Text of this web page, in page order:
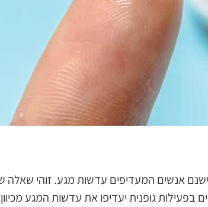
אנשים המעדיפים עדשות מגע. זוהי שאלה
גופנית יעדיפו את עדשות המגע